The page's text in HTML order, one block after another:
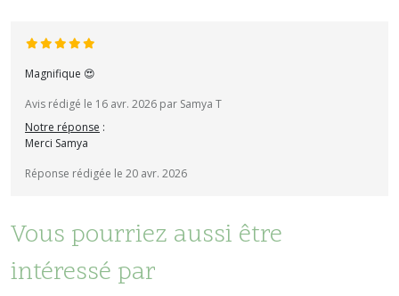
Magnifique 😍
Avis rédigé le 16 avr. 2026 par Samya T
Notre réponse :
Merci Samya
Réponse rédigée le 20 avr. 2026
Vous pourriez aussi être
intéressé par